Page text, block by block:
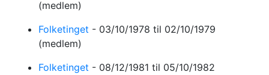
(medlem)
Folketinget - 03/10/1978 til 02/10/1979
(medlem)
Folketinget - 08/12/1981 til 05/10/1982